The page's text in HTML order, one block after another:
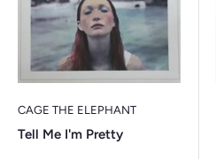
CAGE THE ELEPHANT
Tell Me I'm Pretty